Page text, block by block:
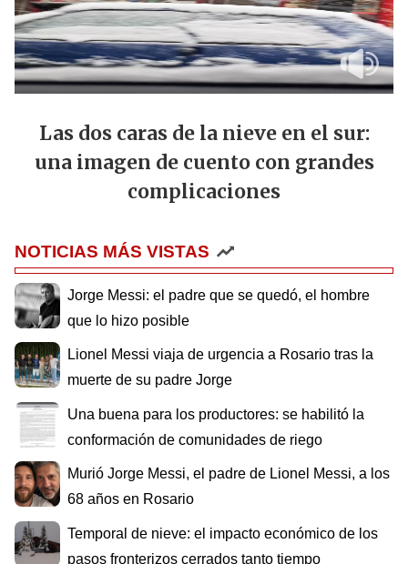
Las dos caras de la nieve en el sur:
una imagen de cuento con grandes
complicaciones
NOTICIAS MÁS VISTAS
Jorge Messi: el padre que se quedó, el hombre
que lo hizo posible
Lionel Messi viaja de urgencia a Rosario tras la
muerte de su padre Jorge
Una buena para los productores: se habilitó la
conformación de comunidades de riego
Murió Jorge Messi, el padre de Lionel Messi, a los
68 años en Rosario
Temporal de nieve: el impacto económico de los
pasos fronterizos cerrados tanto tiempo